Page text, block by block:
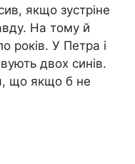
якщо зустріне
На тому й
років. У Петра і
двох синів.
що якщо б не